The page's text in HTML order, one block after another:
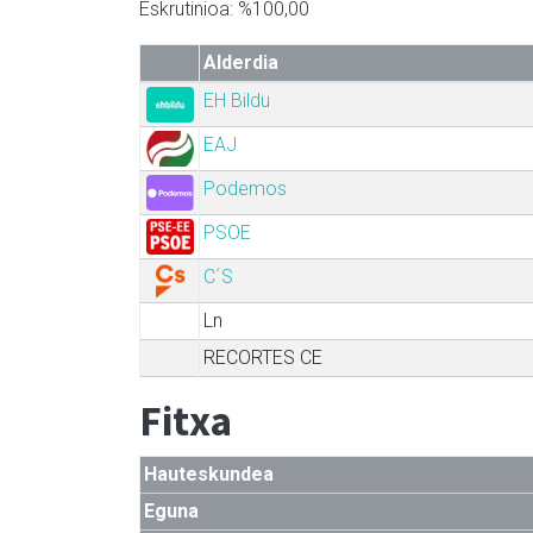
Eskrutinioa: %100,00
Alderdia
EH Bildu
EAJ
Podemos
PSOE
C´S
Ln
RECORTES CE
Fitxa
Hauteskundea
Eguna